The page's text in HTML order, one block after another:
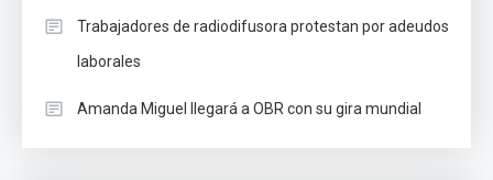
Trabajadores de radiodifusora protestan por adeudos
laborales
Amanda Miguel llegará a OBR con su gira mundial